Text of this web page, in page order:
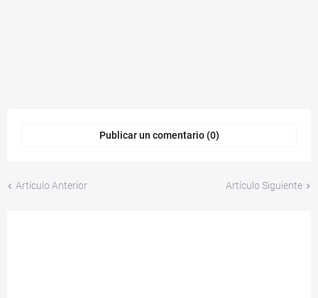
Publicar un comentario (0)
Artículo Anterior Artículo Siguiente